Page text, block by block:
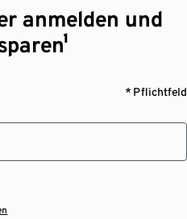
anmelden und
* Pflichtfeld